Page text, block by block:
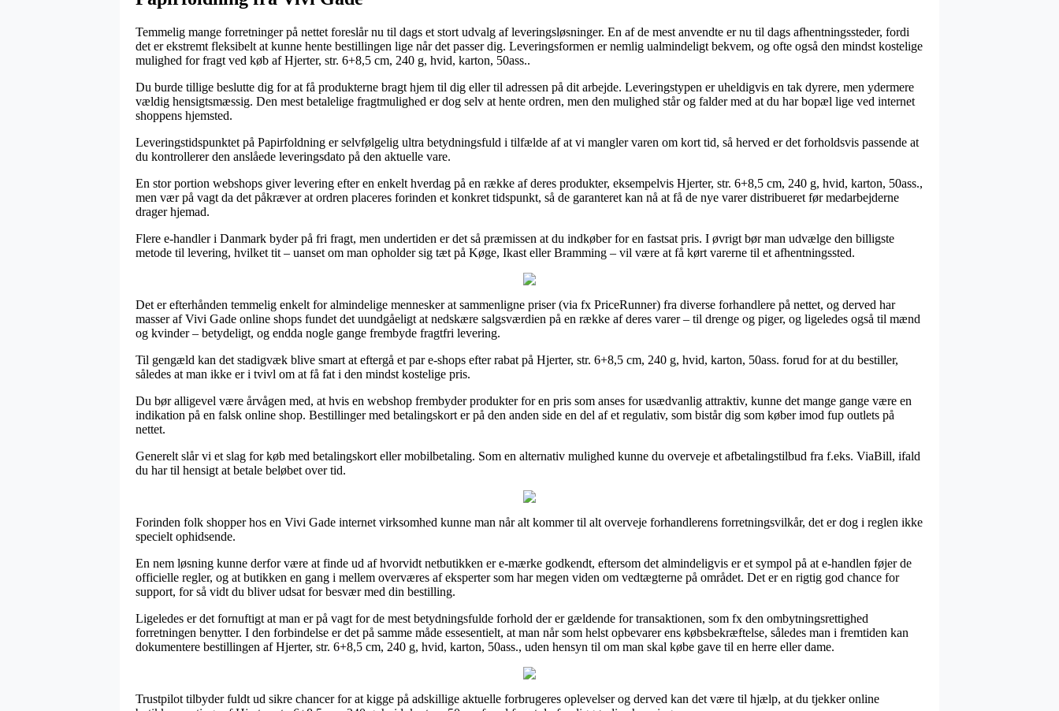
Temmelig mange forretninger på nettet foreslår nu til dags et stort udvalg af leveringsløsninger. En af de mest anvendte er nu til dags afhentningssteder, fordi
det er ekstremt fleksibelt at kunne hente bestillingen lige når det passer dig. Leveringsformen er nemlig ualmindeligt bekvem, og ofte også den mindst kostelige
mulighed for fragt ved køb af Hjerter, str. 6+8,5 cm, 240 g, hvid, karton, 50ass..
Du burde tillige beslutte dig for at få produkterne bragt hjem til dig eller til adressen på dit arbejde. Leveringstypen er uheldigvis en tak dyrere, men ydermere
vældig hensigtsmæssig. Den mest betalelige fragtmulighed er dog selv at hente ordren, men den mulighed står og falder med at du har bopæl lige ved internet
shoppens hjemsted.
Leveringstidspunktet på Papirfoldning er selvfølgelig ultra betydningsfuld i tilfælde af at vi mangler varen om kort tid, så herved er det forholdsvis passende at
du kontrollerer den anslåede leveringsdato på den aktuelle vare.
En stor portion webshops giver levering efter en enkelt hverdag på en række af deres produkter, eksempelvis Hjerter, str. 6+8,5 cm, 240 g, hvid, karton, 50ass.,
men vær på vagt da det påkræver at ordren placeres forinden et konkret tidspunkt, så de garanteret kan nå at få de nye varer distribueret før medarbejderne
drager hjemad.
Flere e-handler i Danmark byder på fri fragt, men undertiden er det så præmissen at du indkøber for en fastsat pris. I øvrigt bør man udvælge den billigste
metode til levering, hvilket tit – uanset om man opholder sig tæt på Køge, Ikast eller Bramming – vil være at få kørt varerne til et afhentningssted.
Det er efterhånden temmelig enkelt for almindelige mennesker at sammenligne priser (via fx PriceRunner) fra diverse forhandlere på nettet, og derved har
masser af Vivi Gade online shops fundet det uundgåeligt at nedskære salgsværdien på en række af deres varer – til drenge og piger, og ligeledes også til mænd
og kvinder – betydeligt, og endda nogle gange frembyde fragtfri levering.
Til gengæld kan det stadigvæk blive smart at eftergå et par e-shops efter rabat på Hjerter, str. 6+8,5 cm, 240 g, hvid, karton, 50ass. forud for at du bestiller,
således at man ikke er i tvivl om at få fat i den mindst kostelige pris.
Du bør alligevel være årvågen med, at hvis en webshop frembyder produkter for en pris som anses for usædvanlig attraktiv, kunne det mange gange være en
indikation på en falsk online shop. Bestillinger med betalingskort er på den anden side en del af et regulativ, som bistår dig som køber imod fup outlets på
nettet.
Generelt slår vi et slag for køb med betalingskort eller mobilbetaling. Som en alternativ mulighed kunne du overveje et afbetalingstilbud fra f.eks. ViaBill, ifald
du har til hensigt at betale beløbet over tid.
Forinden folk shopper hos en Vivi Gade internet virksomhed kunne man når alt kommer til alt overveje forhandlerens forretningsvilkår, det er dog i reglen ikke
specielt ophidsende.
En nem løsning kunne derfor være at finde ud af hvorvidt netbutikken er e-mærke godkendt, eftersom det almindeligvis er et sympol på at e-handlen føjer de
officielle regler, og at butikken en gang i mellem overværes af eksperter som har megen viden om vedtægterne på området. Det er en rigtig god chance for
support, for så vidt du bliver udsat for besvær med din bestilling.
Ligeledes er det fornuftigt at man er på vagt for de mest betydningsfulde forhold der er gældende for transaktionen, som fx den ombytningsrettighed
forretningen benytter. I den forbindelse er det på samme måde essesentielt, at man når som helst opbevarer ens købsbekræftelse, således man i fremtiden kan
dokumentere bestillingen af Hjerter, str. 6+8,5 cm, 240 g, hvid, karton, 50ass., uden hensyn til om man skal købe gave til en herre eller dame.
Trustpilot tilbyder fuldt ud sikre chancer for at kigge på adskillige aktuelle forbrugeres oplevelser og derved kan det være til hjælp, at du tjekker online